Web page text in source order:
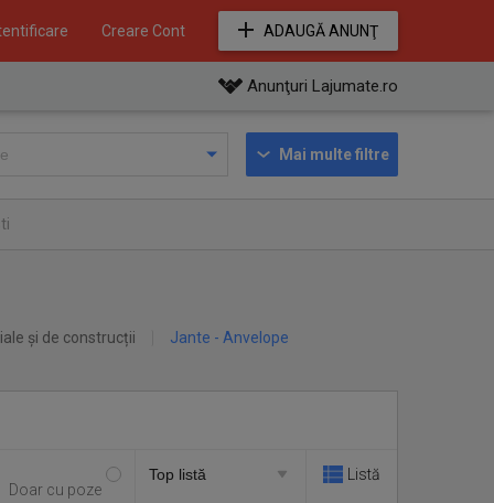
Creare Cont ADAUGĂ ANUNŢ
Anunţuri Lajumate.ro
Mai multe filtre
și de construcții Jante - Anvelope
Doar cu poze
Listă